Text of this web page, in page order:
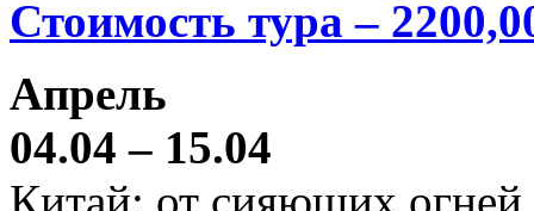
Стоимость тура –
Апрель
04.04 – 15.04
Китай: от сияющих